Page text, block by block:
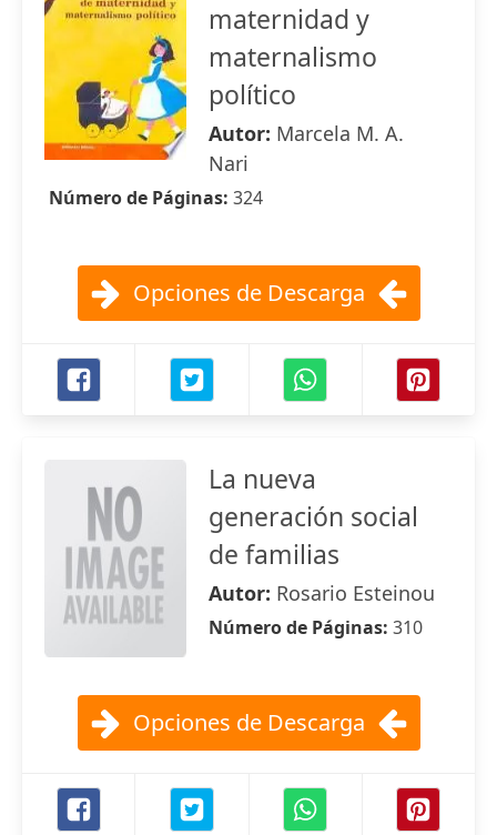
maternidad y
maternalismo
político
Autor: Marcela M. A.
Nari
Número de Páginas: 324
Opciones de Descarga
La nueva
generación social
de familias
Autor: Rosario Esteinou
Número de Páginas: 310
Opciones de Descarga